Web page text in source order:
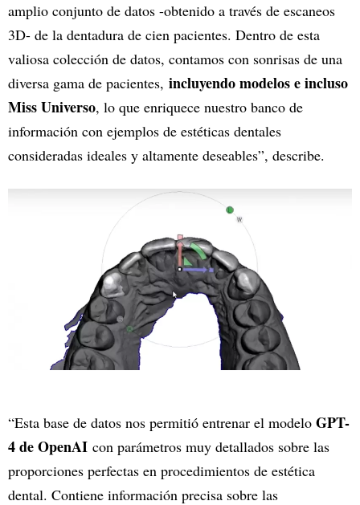
amplio conjunto de datos -obtenido a través de escaneos
3D- de la dentadura de cien pacientes. Dentro de esta
valiosa colección de datos, contamos con sonrisas de una
diversa gama de pacientes, incluyendo modelos e incluso
Miss Universo, lo que enriquece nuestro banco de
información con ejemplos de estéticas dentales
consideradas ideales y altamente deseables”, describe.
“Esta base de datos nos permitió entrenar el modelo GPT-
4 de OpenAI con parámetros muy detallados sobre las
proporciones perfectas en procedimientos de estética
dental. Contiene información precisa sobre las